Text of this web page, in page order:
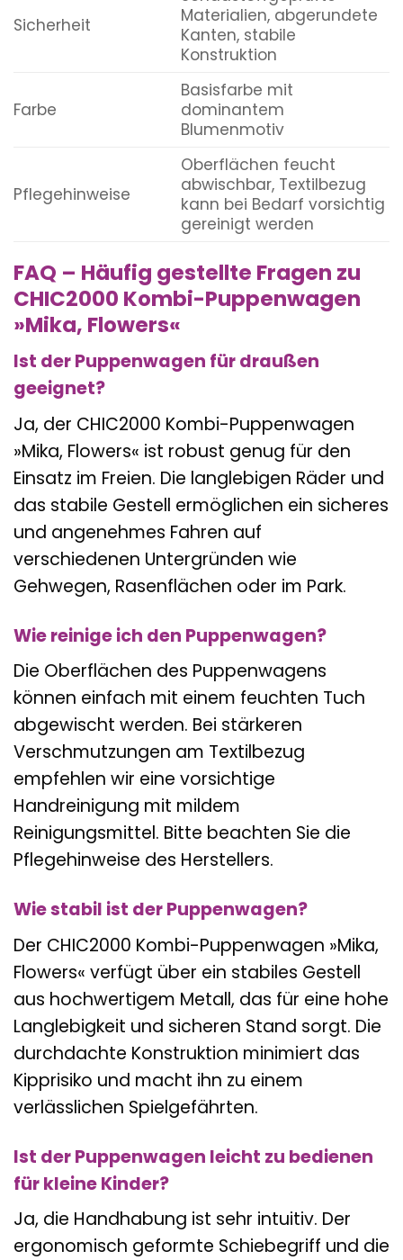
Sicherheit
Materialien, abgerundete
Kanten, stabile
Konstruktion
Farbe
Basisfarbe mit
dominantem
Blumenmotiv
Pflegehinweise
Oberflächen feucht
abwischbar, Textilbezug
kann bei Bedarf vorsichtig
gereinigt werden
FAQ – Häufig gestellte Fragen zu
CHIC2000 Kombi-Puppenwagen
»Mika, Flowers«
Ist der Puppenwagen für draußen
geeignet?
Ja, der CHIC2000 Kombi-Puppenwagen
»Mika, Flowers« ist robust genug für den
Einsatz im Freien. Die langlebigen Räder und
das stabile Gestell ermöglichen ein sicheres
und angenehmes Fahren auf
verschiedenen Untergründen wie
Gehwegen, Rasenflächen oder im Park.
Wie reinige ich den Puppenwagen?
Die Oberflächen des Puppenwagens
können einfach mit einem feuchten Tuch
abgewischt werden. Bei stärkeren
Verschmutzungen am Textilbezug
empfehlen wir eine vorsichtige
Handreinigung mit mildem
Reinigungsmittel. Bitte beachten Sie die
Pflegehinweise des Herstellers.
Wie stabil ist der Puppenwagen?
Der CHIC2000 Kombi-Puppenwagen »Mika,
Flowers« verfügt über ein stabiles Gestell
aus hochwertigem Metall, das für eine hohe
Langlebigkeit und sicheren Stand sorgt. Die
durchdachte Konstruktion minimiert das
Kipprisiko und macht ihn zu einem
verlässlichen Spielgefährten.
Ist der Puppenwagen leicht zu bedienen
für kleine Kinder?
Ja, die Handhabung ist sehr intuitiv. Der
ergonomisch geformte Schiebegriff und die